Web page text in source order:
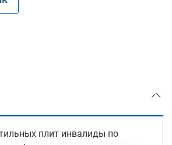
плит инвалиды по